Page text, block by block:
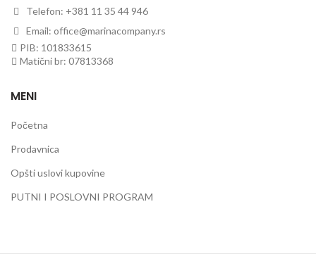
Telefon: +381 11 35 44 946
Email: office@marinacompany.rs
PIB: 101833615
Matični br: 07813368
MENI
Početna
Prodavnica
Opšti uslovi kupovine
PUTNI I POSLOVNI PROGRAM